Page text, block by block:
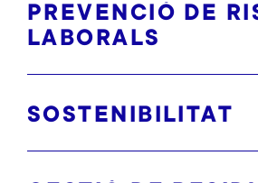
PREVENCIÓ DE
LABORALS
SOSTENIBILITAT